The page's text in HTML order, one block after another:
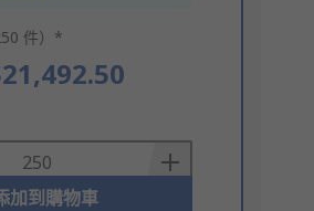
件）*
加到購物車